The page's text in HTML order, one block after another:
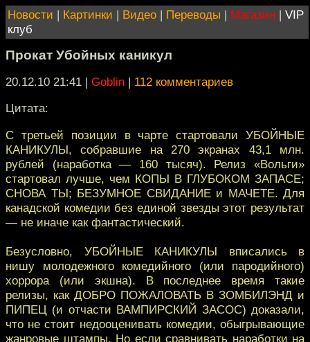
Новости | Картинки | Видео | Переводы | Магазин | VIP
клуб
Прокат Убойных каникул
20.12.10 21:41 | Goblin | 112 комментариев
Цитата:
С третьей позиции в чарте стартовали УБОЙНЫЕ
КАНИКУЛЫ, собравшие на 270 экранах 43,1 млн.
рублей (наработка — 160 тысяч). Релиз «Вольги»
стартовал лучше, чем КОПЫ В ГЛУБОКОМ ЗАПАСЕ;
СНОВА ТЫ; БЕЗУМНОЕ СВИДАНИЕ и МАЧЕТЕ. Для
канадской комедии без единой звезды этот результат
— не иначе как фантастический.
Безусловно, УБОЙНЫЕ КАНИКУЛЫ вписались в
нишу молодежного комедийного (или пародийного)
хоррора (или экшна). В последнее время такие
релизы, как ДОБРО ПОЖАЛОВАТЬ В ЗОМБИЛЭНД и
ПИПЕЦ (и отчасти ВАМПИРСКИЙ ЗАСОС) доказали,
что не стоит недооценивать комедии, обыгрывающие
жанровые штампы. Но если сравнивать наработки на